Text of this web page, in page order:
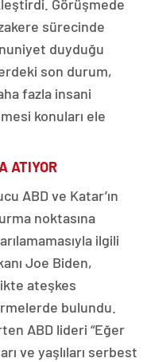
Görüşmede
sürecinde
duyduğu
son durum,
fazla insani
konuları ele
ATIYOR
ABD ve Katar’ın
noktasına
ilgili
Joe Biden,
ateşkes
bulundu.
ABD lideri “Eğer
ve yaşlıları serbest